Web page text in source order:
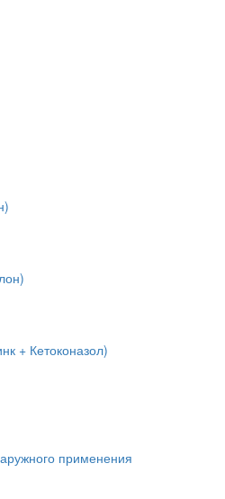
+ Кетоконазол)
применения